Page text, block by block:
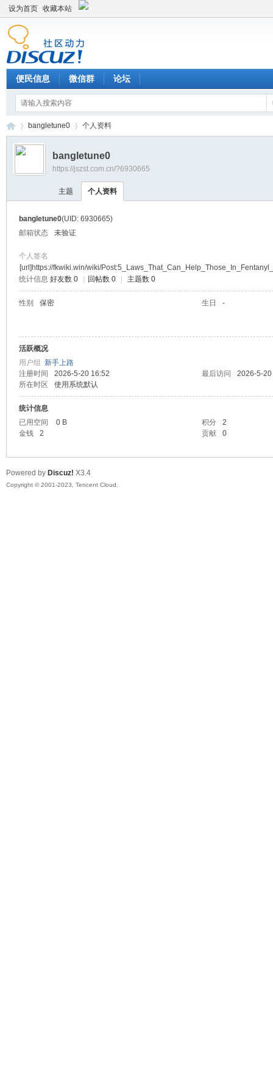
设为首页 收藏本站
便民信息 微信群 论坛
›
bangletune0 个人资料
bangletune0
https://jszst.com.cn/?6930665
主题 个人资料
bangletune0(UID: 6930665)
邮箱状态
未验证
个人签名
[url]https://fkwiki.win/wiki/
统计信息 好友数 0 回帖数 0 主题数 0
性别 保密 生日 -
活跃概况
用户组 新手上路
注册时间
2026-5-20 16:52 最后访问
2026-5-
所在时区
使用系统默认
统计信息
已用空间
0 B 积分
2
金钱
2 贡献 0
Powered by Discuz! X3.4
Copyright © 2001-2023, Tencent Cloud.